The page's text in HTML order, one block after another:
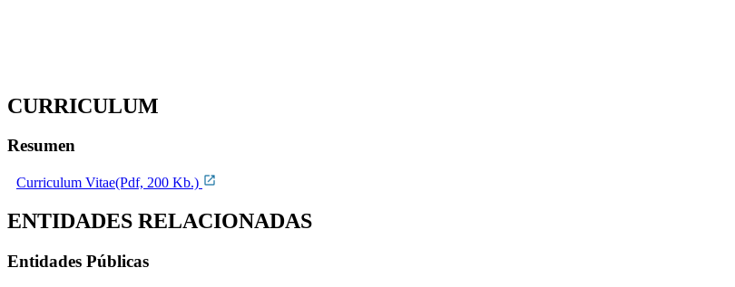
CURRICULUM
Resumen
Curriculum Vitae(Pdf, 200 Kb.)
ENTIDADES RELACIONADAS
Entidades Públicas